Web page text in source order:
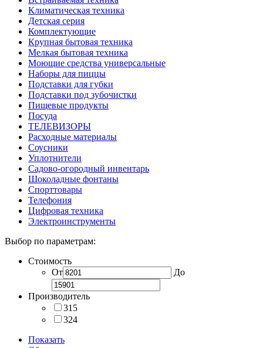
Климатическая техника
Детская серия
Комплектующие
Крупная бытовая техника
Мелкая бытовая техника
Моющие средства универсальные
Наборы для пиццы
Подставки для губки
Подставки под зубочистки
Пищевые продукты
Посуда
ТЕЛЕВИЗОРЫ
Расходные материалы
Соусники
Уплотнители
Садово-огородный инвентарь
Шоколадные фонтаны
Спорттовары
Телефония
Цифровая техника
Электроинструменты
Выбор по параметрам:
Стоимость
От
До
Производитель
315
324
Показать